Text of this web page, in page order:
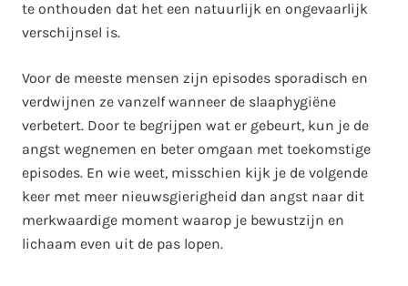
te onthouden dat het een natuurlijk en ongevaarlijk
verschijnsel is.
Voor de meeste mensen zijn episodes sporadisch en
verdwijnen ze vanzelf wanneer de slaaphygiëne
verbetert. Door te begrijpen wat er gebeurt, kun je de
angst wegnemen en beter omgaan met toekomstige
episodes. En wie weet, misschien kijk je de volgende
keer met meer nieuwsgierigheid dan angst naar dit
merkwaardige moment waarop je bewustzijn en
lichaam even uit de pas lopen.